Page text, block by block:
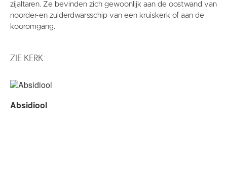
zijaltaren. Ze bevinden zich gewoonlijk aan de oostwand van
noorder-en zuiderdwarsschip van een kruiskerk of aan de
kooromgang.
ZIE KERK:
Absidiool